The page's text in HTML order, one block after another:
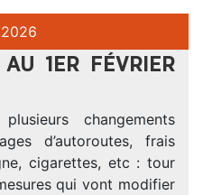
2026
1ER FÉVRIER
changements
d’autoroutes, frais
cigarettes, etc : tour
qui vont modifier